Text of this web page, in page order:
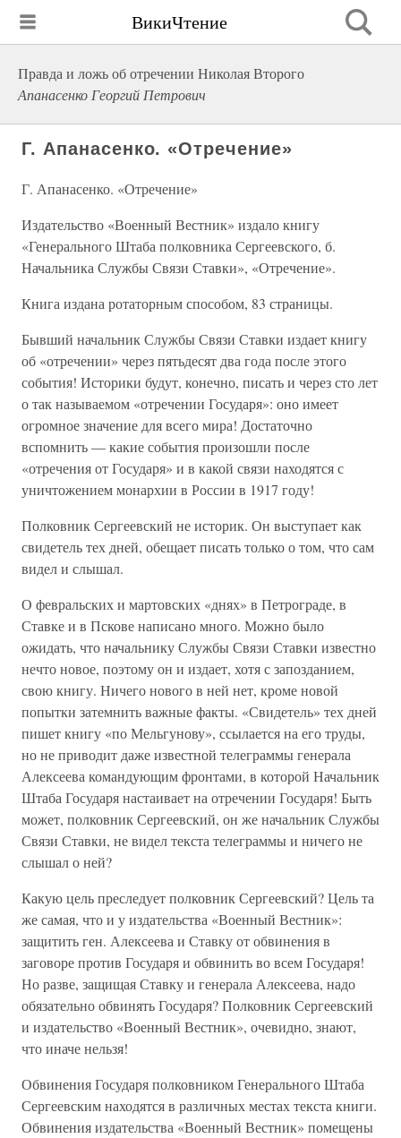
ВикиЧтение
Правда и ложь об отречении Николая Второго
Апанасенко Георгий Петрович
Г. Апанасенко. «Отречение»
Г. Апанасенко. «Отречение»
Издательство «Военный Вестник» издало книгу
«Генерального Штаба полковника Сергеевского, б.
Начальника Службы Связи Ставки», «Отречение».
Книга издана ротаторным способом, 83 страницы.
Бывший начальник Службы Связи Ставки издает книгу
об «отречении» через пятьдесят два года после этого
события! Историки будут, конечно, писать и через сто лет
о так называемом «отречении Государя»: оно имеет
огромное значение для всего мира! Достаточно
вспомнить — какие события произошли после
«отречения от Государя» и в какой связи находятся с
уничтожением монархии в России в 1917 году!
Полковник Сергеевский не историк. Он выступает как
свидетель тех дней, обещает писать только о том, что сам
видел и слышал.
О февральских и мартовских «днях» в Петрограде, в
Ставке и в Пскове написано много. Можно было
ожидать, что начальнику Службы Связи Ставки известно
нечто новое, поэтому он и издает, хотя с запозданием,
свою книгу. Ничего нового в ней нет, кроме новой
попытки затемнить важные факты. «Свидетель» тех дней
пишет книгу «по Мельгунову», ссылается на его труды,
но не приводит даже известной телеграммы генерала
Алексеева командующим фронтами, в которой Начальник
Штаба Государя настаивает на отречении Государя! Быть
может, полковник Сергеевский, он же начальник Службы
Связи Ставки, не видел текста телеграммы и ничего не
слышал о ней?
Какую цель преследует полковник Сергеевский? Цель та
же самая, что и у издательства «Военный Вестник»:
защитить ген. Алексеева и Ставку от обвинения в
заговоре против Государя и обвинить во всем Государя!
Но разве, защищая Ставку и генерала Алексеева, надо
обязательно обвинять Государя? Полковник Сергеевский
и издательство «Военный Вестник», очевидно, знают,
что иначе нельзя!
Обвинения Государя полковником Генерального Штаба
Сергеевским находятся в различных местах текста книги.
Обвинения издательства «Военный Вестник» помещены